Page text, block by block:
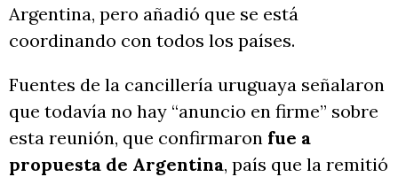
Argentina, pero añadió que se está
coordinando con todos los países.
Fuentes de la cancillería uruguaya señalaron
que todavía no hay “anuncio en firme” sobre
esta reunión, que confirmaron fue a
propuesta de Argentina, país que la remitió